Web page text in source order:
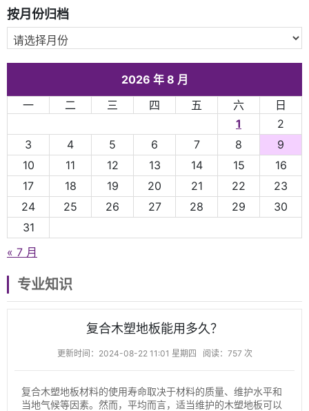
按月份归档
2026 年 8 月
一
二 三 四 五 六
日
1
2
3
4 5 6 7 8
9
10
11 12 13 14 15
16
17
18 19 20 21 22
23
24
25 26 27 28 29
30
31
« 7 月
专业知识
复合木塑地板能用多久？
更新时间：2024-08-22 11:01 星期四 阅读：757 次
复合木塑地板材料的使用寿命取决于材料的质量、维护水平和
当地气候等因素。然而，平均而言，适当维护的木塑地板可以